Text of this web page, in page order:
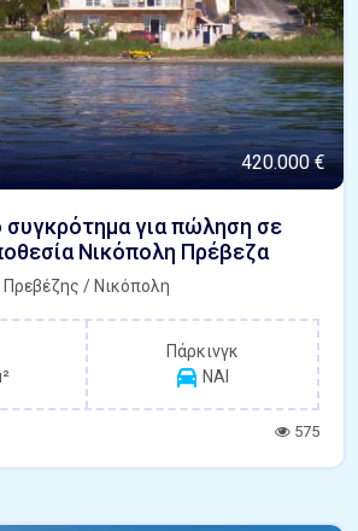
420.000 €
συγκρότημα για πώληση σε
Νικόπολη Πρέβεζα
/ Νικόπολη
Πάρκινγκ
ΝΑΙ
575